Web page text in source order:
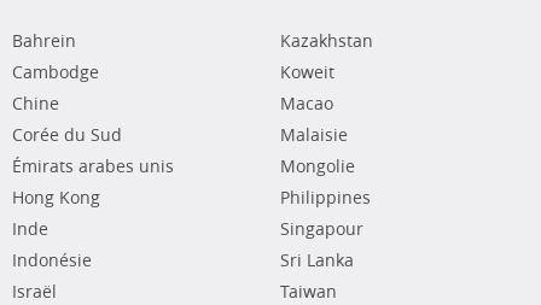
Bahrein
Cambodge
Chine
Corée du Sud
Émirats arabes unis
Hong Kong
Inde
Indonésie
Israël
Kazakhstan
Koweit
Macao
Malaisie
Mongolie
Philippines
Singapour
Sri Lanka
Taiwan